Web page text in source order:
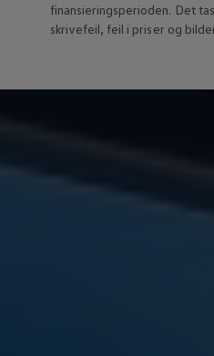
finansieringsperioden. Det
skrivefeil, feil i priser og